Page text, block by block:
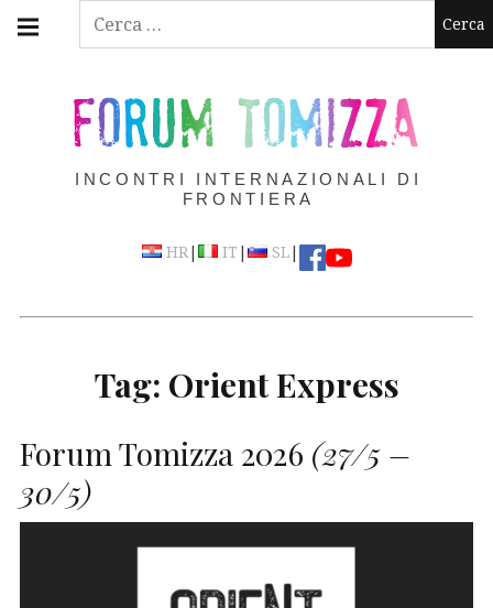
Ricerca
Skip
FORUM TOMIZZA
INCONTRI INTERNAZIONALI DI
FRONTIERA
HR| IT | SL|
navigation
Tag: Orient Express
Forum Tomizza 2026 (27/5 –
30/5)